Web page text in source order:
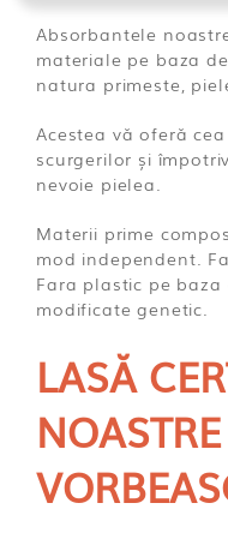
Absorbantele
materiale pe baza
natura primeste,
Acestea vă oferă
scurgerilor și
nevoie pielea.
Materii prime
mod independent.
Fara plastic pe
modificate genetic.
LASĂ